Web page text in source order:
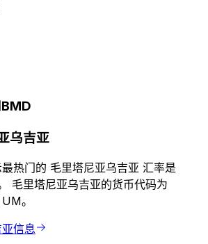
乌吉亚
热门的 毛里塔尼亚乌吉亚 汇率是
毛里塔尼亚乌吉亚的货币代码为
。
信息